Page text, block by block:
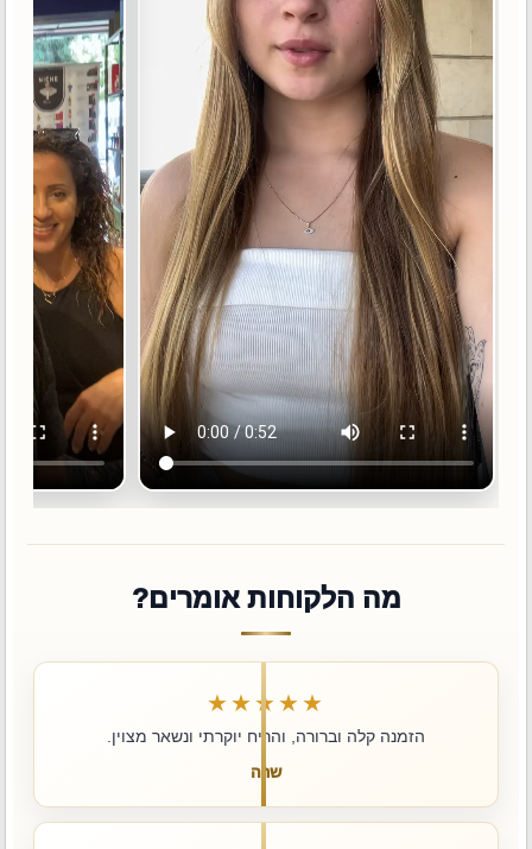
מה הלקוחות אומרים?
★★★★★
הזמנה קלה וברורה, והריח יוקרתי ונשאר מצוין.
שרה